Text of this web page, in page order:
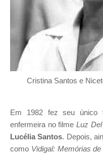
Cristina Santos e
Em 1982 fez seu único
enfermeira no filme Luz
Lucélia Santos. Depois,
como Vidigal: Memórias